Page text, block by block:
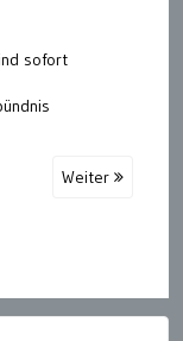
sofort
Weiter